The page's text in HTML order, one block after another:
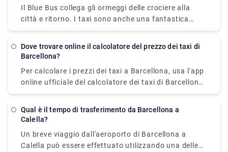
del viaggio.
Il Blue Bus collega gli ormeggi delle crociere alla
città e ritorno. I taxi sono anche una fantastica
opzione per spostarsi in città. Altrimenti, camminare
come Las Ramblas, dove le persone dominano la
noleggiare un'auto. La metropolitana, gli autobus, i
treni, le funicolari e le auto di trasferimento hanno
modi di trasporto.
Dove trovare online il calcolatore del prezzo dei taxi di
Barcellona?
Per calcolare i prezzi dei taxi a Barcellona, usa l'app
online ufficiale del calcolatore dei taxi di Barcellona.
Stima il costo di una corsa in taxi a Barcellona in
metropolitana utilizzando i prezzi dei taxi di
Qual è il tempo di trasferimento da Barcellona a
Calella?
Un breve viaggio dall'aeroporto di Barcellona a
Calella può essere effettuato utilizzando una delle